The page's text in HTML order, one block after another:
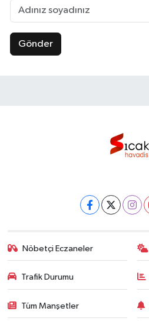
Gönder
Nöbetçi Eczaneler
Trafik Durumu
Tüm Manşetler